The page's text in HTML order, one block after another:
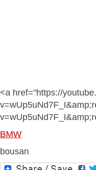
<a href="https://
BMW
bousan